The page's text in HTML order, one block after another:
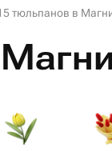
тюльпанов в